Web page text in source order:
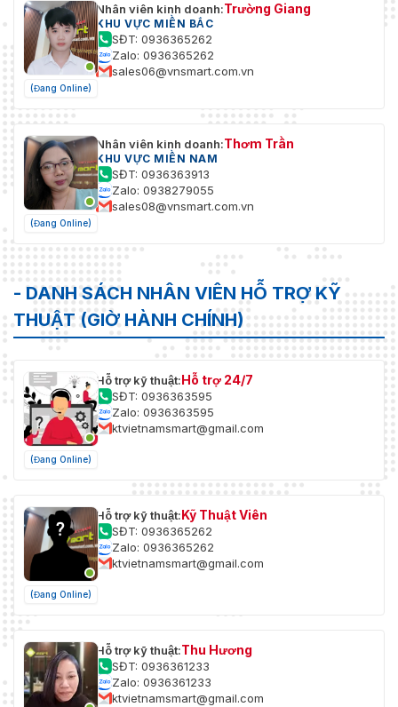
(Đang Online)
Nhân viên kinh doanh:Trường Giang
KHU VỰC MIỀN BẮC
SĐT: 0936365262
Zalo: 0936365262
sales06@vnsmart.com.vn
(Đang Online)
Nhân viên kinh doanh:Thơm Trần
KHU VỰC MIỀN NAM
SĐT: 0936363913
Zalo: 0938279055
sales08@vnsmart.com.vn
- DANH SÁCH NHÂN VIÊN HỖ TRỢ KỸ
THUẬT (GIỜ HÀNH CHÍNH)
(Đang Online)
Hỗ trợ kỹ thuật:Hỗ trợ 24/7
SĐT: 0936363595
Zalo: 0936363595
ktvietnamsmart@gmail.com
(Đang Online)
Hỗ trợ kỹ thuật:Kỹ Thuật Viên
SĐT: 0936365262
Zalo: 0936365262
ktvietnamsmart@gmail.com
Hỗ trợ kỹ thuật:Thu Hương
SĐT: 0936361233
Zalo: 0936361233
ktvietnamsmart@gmail.com